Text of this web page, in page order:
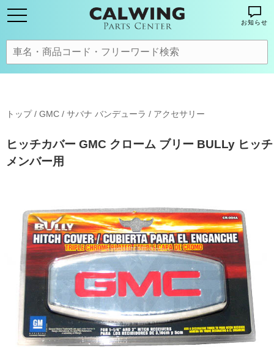
お知らせ
トップ/ GMC / サバナ バンデューラ / アクセサリー
ヒッチカバー GMC クローム ブリー BULLy ヒッチ
メンバー用